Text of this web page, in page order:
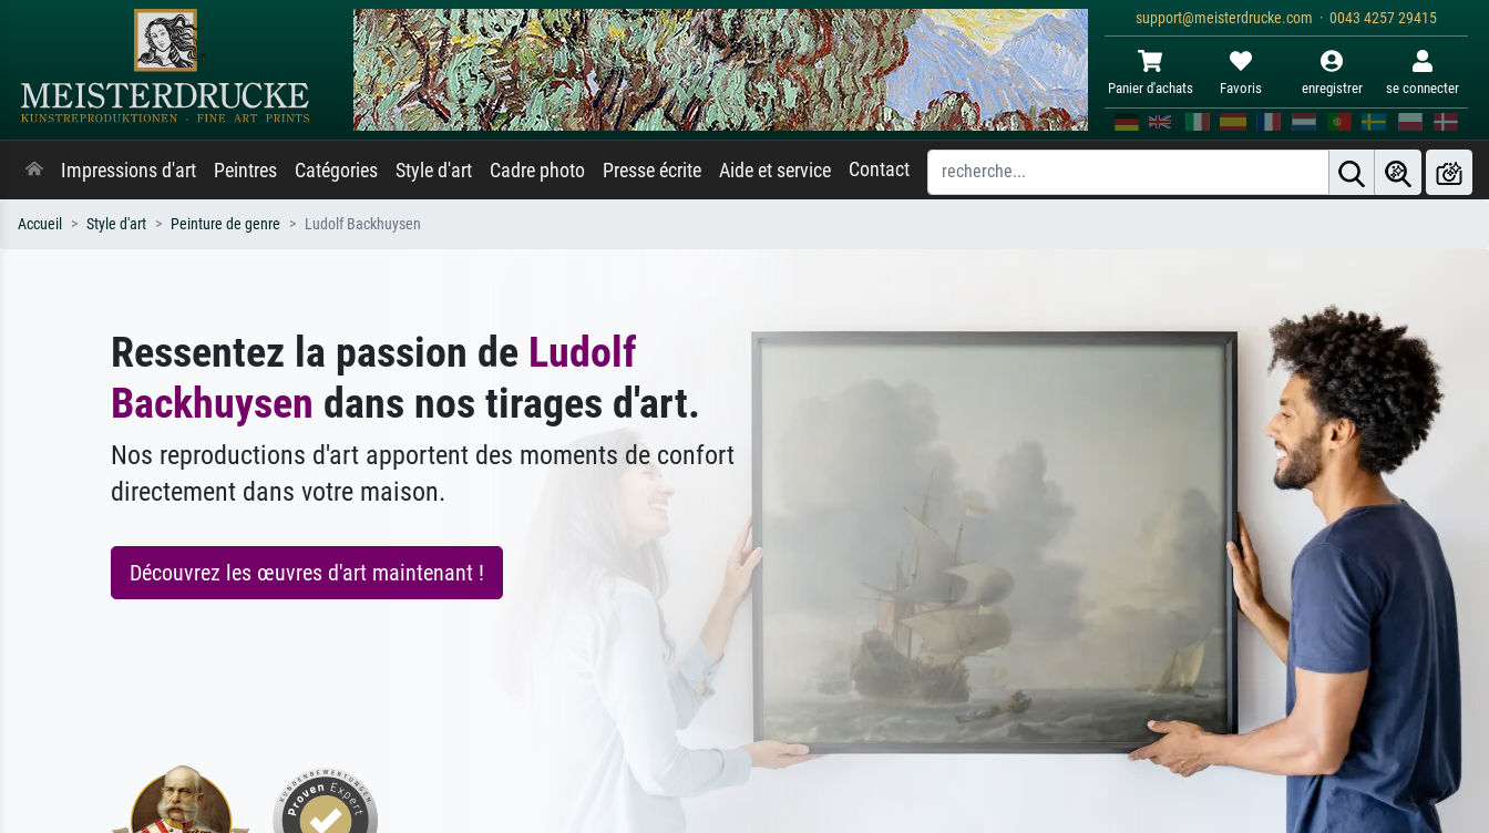
support@meisterdrucke.com · 0043 4257 29415
Panier d'achats Favoris enregistrer se connecter
Impressions d'art Peintres Catégories Style d'art Cadre photo Presse écrite Aide et service Contact
Accueil Style d'art Peinture de genre Ludolf Backhuysen
Ressentez la passion de Ludolf
Backhuysen dans nos tirages d'art.
Nos reproductions d'art apportent des moments de confort
directement dans votre maison.
Découvrez les œuvres d'art maintenant !